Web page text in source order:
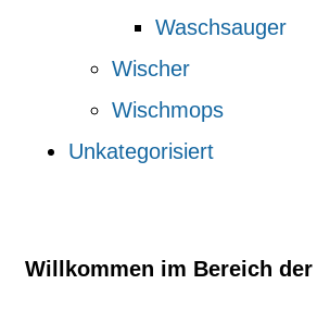
Waschsauger
Wischer
Wischmops
Unkategorisiert
Willkommen im Bereich